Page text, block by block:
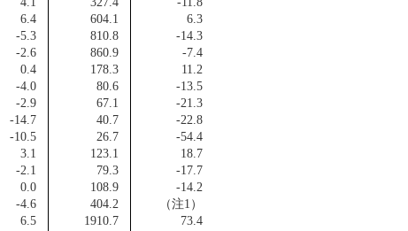
6.4 604.1
6.3
-5.3 810.8
-14.3
-2.6 860.9
-7.4
0.4 178.3
11.2
-4.0 80.6
-13.5
-2.9 67.1
-21.3
-14.7 40.7
-22.8
-10.5 26.7
-54.4
3.1 123.1
18.7
-2.1 79.3
-17.7
0.0 108.9
-14.2
-4.6 404.2 （注1 ）
6.5 1910.7
73.4